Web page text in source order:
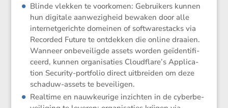
Blinde vlekken te voorkomen: Gebrui­kers kunnen
hun digitale aanwe­zig­heid bewaken door alle
inter­net­ge­richte domeinen of softwa­restacks via
Recorded Future te ontdekken die online draaien.
Wanneer onbevei­ligde assets worden geïden­ti­fi­
ceerd, kunnen organi­sa­ties Cloudflare’s Appli­ca­
tion Security-portfolio direct uitbreiden om deze
schaduw-assets te beveiligen.
Realtime en nauwkeu­rige inzichten in de cyber­be­